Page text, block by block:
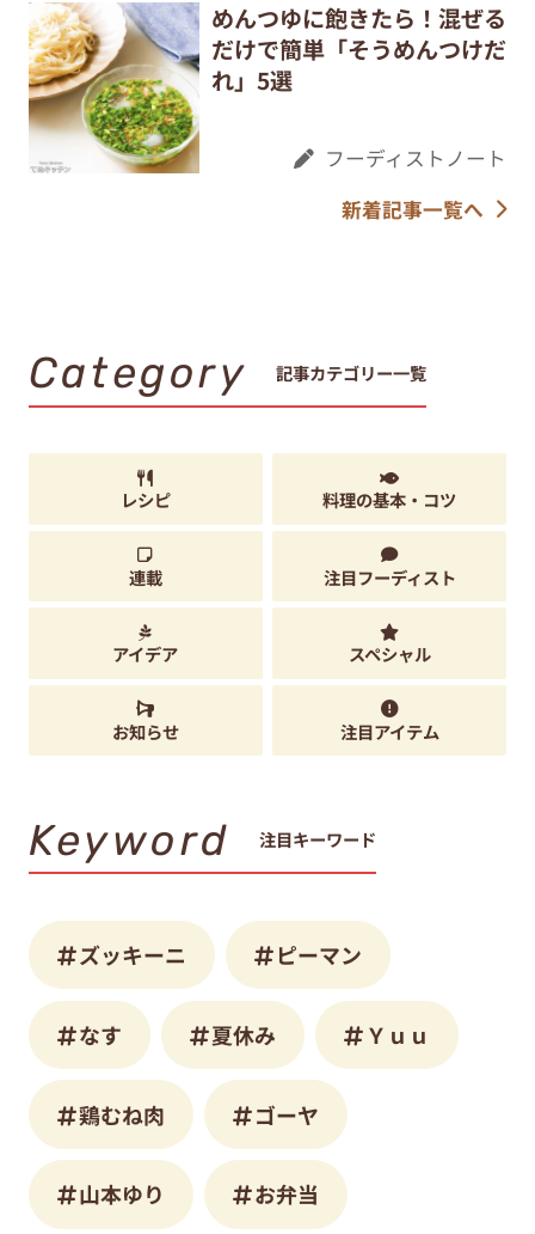
めんつゆに飽きたら！混ぜる
だけで簡単「そうめんつけだ
れ」5選
フーディストノート
新着記事一覧へ
Category 記事カテゴリー一覧
レシピ 料理の基本・コツ
連載 注目フーディスト
アイデア スペシャル
お知らせ 注目アイテム
Keyword 注目キーワード
ズッキーニ ピーマン
なす 夏休み Ｙｕｕ
鶏むね肉 ゴーヤ
山本ゆり お弁当